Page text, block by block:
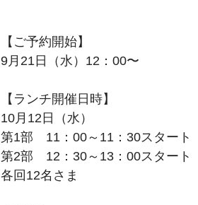
【ご予約開始】
9月21日（水）12：00〜
【ランチ開催日時】
10月12日（水）
第1部　11：00～11：30スタート
第2部　12：30～13：00スタート
各回12名さま